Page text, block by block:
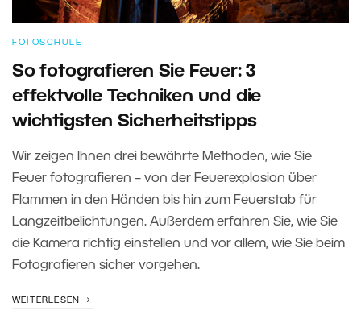
FOTOSCHULE
So fotografieren Sie Feuer: 3
effektvolle Techniken und die
wichtigsten Sicherheitstipps
Wir zeigen Ihnen drei bewährte Methoden, wie Sie
Feuer fotografieren – von der Feuerexplosion über
Flammen in den Händen bis hin zum Feuerstab für
Langzeitbelichtungen. Außerdem erfahren Sie, wie Sie
die Kamera richtig einstellen und vor allem, wie Sie beim
Fotografieren sicher vorgehen.
WEITERLESEN